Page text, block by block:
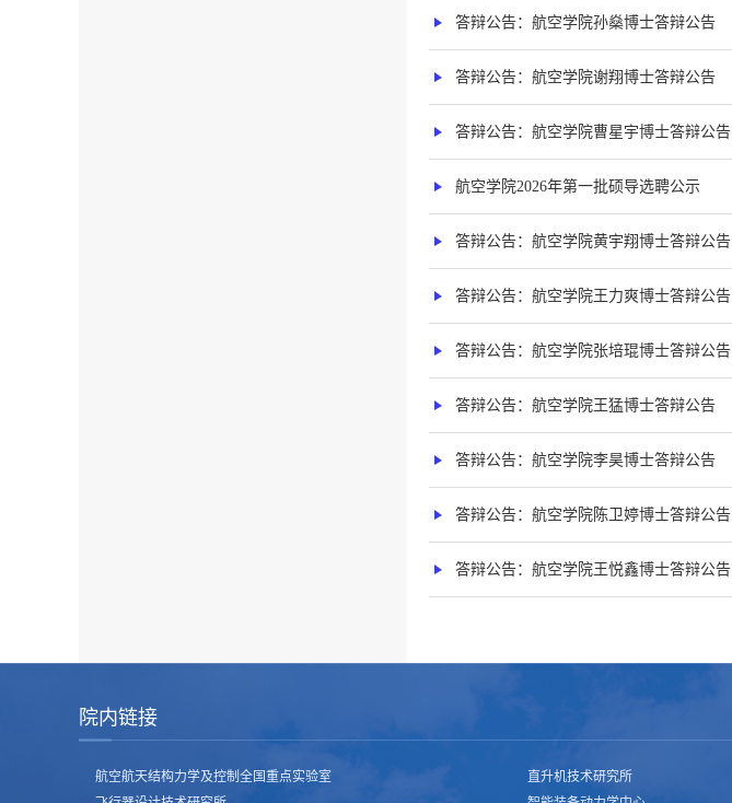
答辩公告：航空学院孙燊博士答辩公告
答辩公告：航空学院谢翔博士答辩公告
答辩公告：航空学院曹星宇博士答辩公告
航空学院2026年第一批硕导选聘公示
答辩公告：航空学院黄宇翔博士答辩公告
答辩公告：航空学院王力爽博士答辩公告
答辩公告：航空学院张培琨博士答辩公告
答辩公告：航空学院王猛博士答辩公告
答辩公告：航空学院李昊博士答辩公告
答辩公告：航空学院陈卫婷博士答辩公告
答辩公告：航空学院王悦鑫博士答辩公告
院内链接
航空航天结构力学及控制全国重点实验室
直升机技术研究所